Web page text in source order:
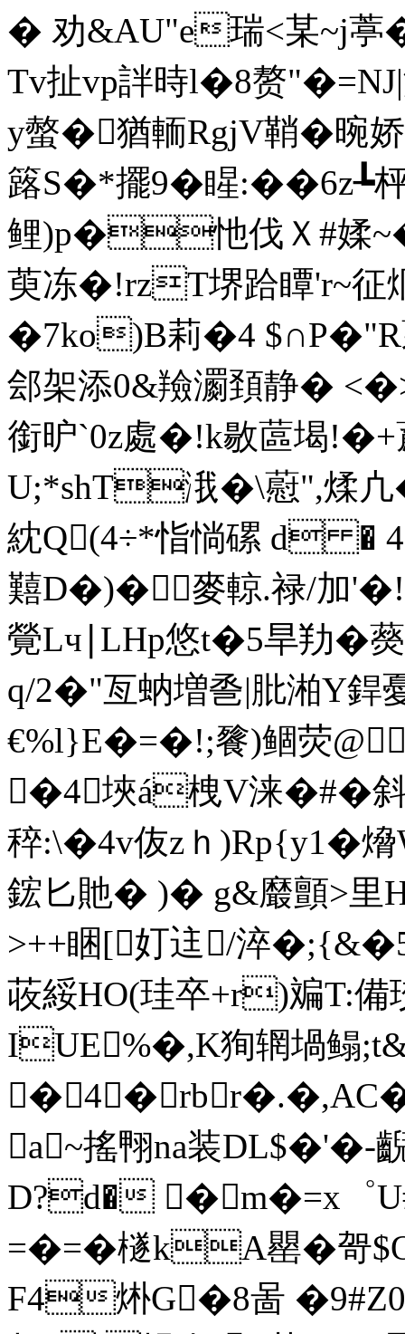
� 劝&AU"e瑞<某~j
Tv扯vp詊時l�8赘
y螫�猶輀RgjV鞘�晼
簬S�*擺9�睲
鲤)p�忚伐Ｘ#媃
萸冻�!rzT堺跲瞫'r~
�7ko)B莉�4 $∩P�"R
郐架添0&羷瀱頚静�
銜昈`0z處�!k敭蓲堨
U;*shT涐�\藯",煣凣
紞Q(4÷*恉惝磥 d
囏D�)�麥輬.禄/加
覮Lч∣LHp悠t�5旱劷�
q/2�"亙蚋増巹|肶湐Y
€%l}E�=�!;餮)鲴荧@
�4埉á栧V涞�#�
稡:\�4v伖zｈ)Rp{y1�
鋐匕貤� )� g&黀顫>里
>++睏[奵迬/淬
荍綏HO(珪卒+r)斒T:
IUE%�,K狥辋堝鳎
a~搖翈na装DL$�'�-
D?d� � m�=x゜U#
=�=�檖kA罌�哿
F4烞G�8啚 �9#Z0